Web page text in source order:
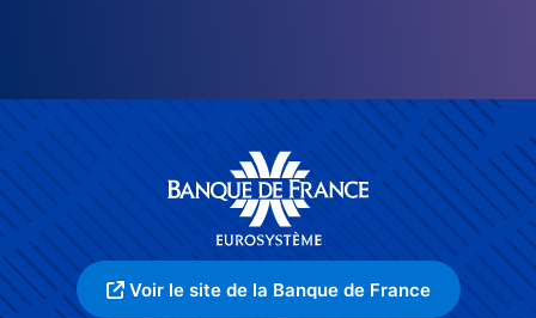
Voir le site de la Banque de France